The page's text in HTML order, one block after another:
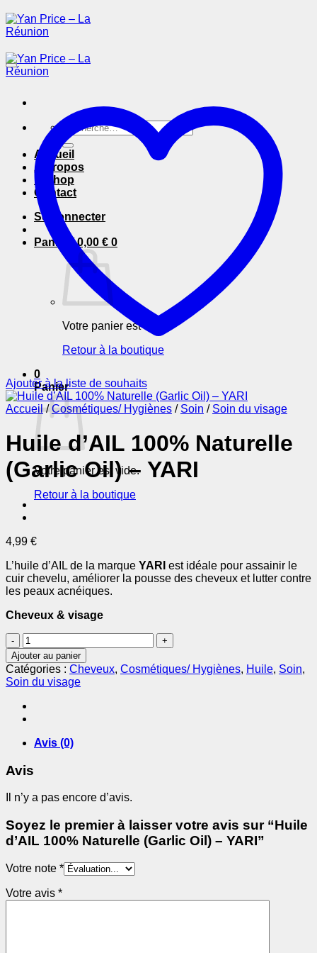
Passer
au
contenu
Recherche
pour :
Accueil
A Propos
E-Shop
Contact
Se connecter
Panier /0,00 € 0
Votre panier est vide.
Retour à la boutique
0
Panier
Votre panier est vide.
Retour à la boutique
Ajouter à la liste de souhaits
Accueil / Cosmétiques/ Hygiènes / Soin / Soin du visage
Huile d’AIL 100% Naturelle
(Garlic Oil) – YARI
4,99 €
L’huile d’AIL de la marque YARI est idéale pour assainir le
cuir chevelu, améliorer la pousse des cheveux et lutter contre
les peaux acnéiques.
Cheveux & visage
quantité
de
Huile
d’AIL
100%
Naturelle
(Garlic
–
Ajouter au panier
Catégories : Cheveux, Cosmétiques/ Hygiènes, Huile, Soin,
Soin du visage
Avis (0)
Avis
Il n’y a pas encore d’avis.
Soyez le premier à laisser votre avis sur “Huile
d’AIL 100% Naturelle (Garlic Oil) – YARI”
Votre note *
Votre avis *